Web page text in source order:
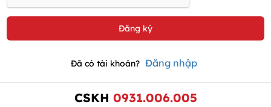
Đã có tài khoản? Đăng nhập
CSKH 0931.006.005